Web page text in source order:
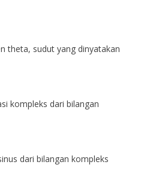
theta, sudut yang dinyatakan
kompleks dari bilangan
dari bilangan kompleks